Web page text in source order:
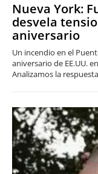
Nueva York:
desvela
aniversario
Un incendio en el
aniversario de EE.UU.
Analizamos la